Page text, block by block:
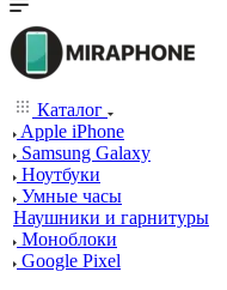
Каталог
Apple iPhone
Samsung Galaxy
Ноутбуки
Умные часы
Наушники и гарнитуры
Моноблоки
Google Pixel